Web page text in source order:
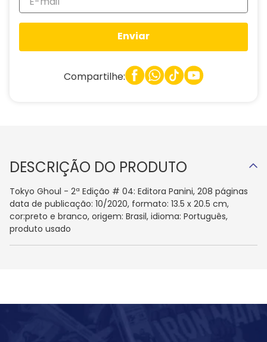
Enviar
Compartilhe:
DESCRIÇÃO DO PRODUTO
Tokyo Ghoul - 2ª Edição # 04: Editora Panini, 208 páginas
data de publicação: 10/2020, formato: 13.5 x 20.5 cm,
cor:preto e branco, origem: Brasil, idioma: Português,
produto usado